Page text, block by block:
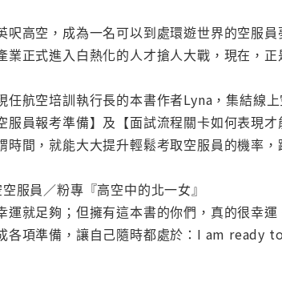
呎高空，成為一名可以到處環遊世界的空服
業正式進入白熱化的人才搶人大戰，現在，正
任航空培訓執行長的本書作者Lyna，集結線
服員報考準備】及【面試流程關卡如何表現
時間，就能大大提升輕鬆考取空服員的機率，
服員／粉專『高空中的北一女』
運就足夠；但擁有這本書的你們，真的很幸
各項準備，讓自己隨時都處於：I am